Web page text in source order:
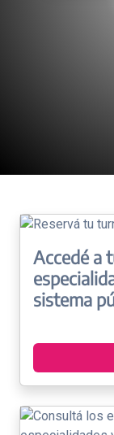
Accedé a
sistema